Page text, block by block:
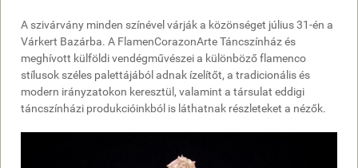
A szivárvány minden színével várják a közönséget július 31-én a
Várkert Bazárba. A FlamenCorazonArte Táncszínház és
meghívott külföldi vendégművészei a különböző flamenco
stílusok széles palettájából adnak ízelítőt, a tradicionális és
modern irányzatokon keresztül, valamint a társulat eddigi
táncszínházi produkcióinkból is láthatnak részleteket a nézők.